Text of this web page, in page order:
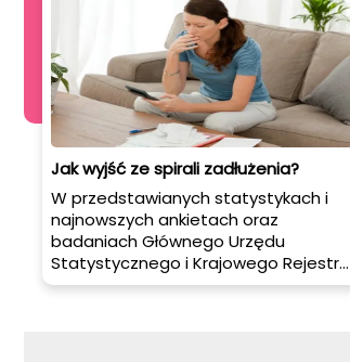
Jak wyjść ze spirali zadłużenia?
W przedstawianych statystykach i
najnowszych ankietach oraz
badaniach Głównego Urzędu
Statystycznego i Krajowego Rejestru
Długów, wyraźnie widać zwiększenie